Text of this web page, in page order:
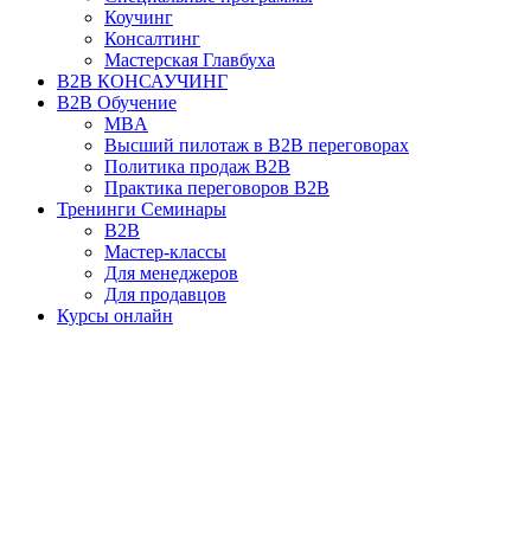
Коучинг
Консалтинг
Мастерская Главбуха
B2B КОНСАУЧИНГ
B2B Обучение
MBA
Высший пилотаж в B2B переговорах
Политика продаж B2B
Практика переговоров B2B
Тренинги Семинары
B2B
Мастер-классы
Для менеджеров
Для продавцов
Курсы онлайн